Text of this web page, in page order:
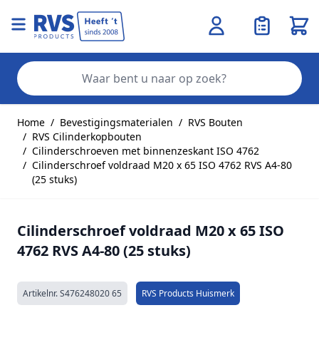
Home / Bevestigingsmaterialen / RVS Bouten
/ RVS Cilinderkopbouten
/ Cilinderschroeven met binnenzeskant ISO 4762
/ Cilinderschroef voldraad M20 x 65 ISO 4762 RVS A4-80
(25 stuks)
Cilinderschroef voldraad M20 x 65 ISO
4762 RVS A4-80 (25 stuks)
Artikelnr.S476248020 65 RVS Products Huismerk